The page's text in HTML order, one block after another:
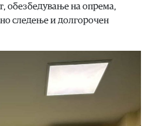
обезбедување на опрема,
следење и долгорочен